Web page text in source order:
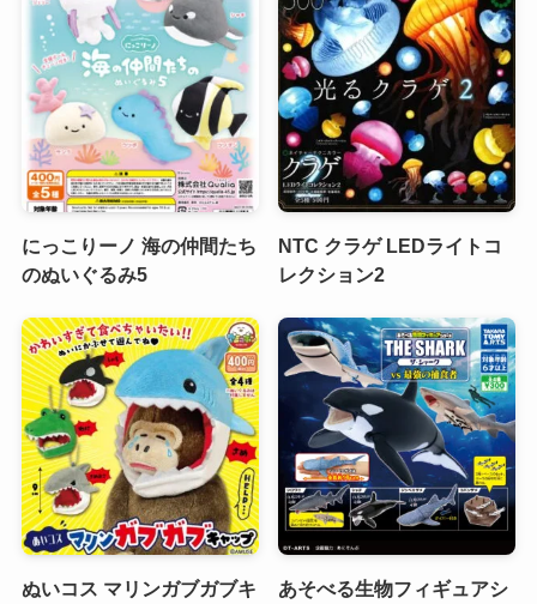
にっこりーノ 海の仲間たち
のぬいぐるみ5
NTC クラゲ LEDライトコ
レクション2
ぬいコス マリンガブガブキ
あそべる生物フィギュアシ